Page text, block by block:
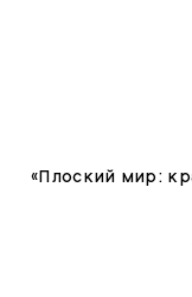
«Плоский мир: